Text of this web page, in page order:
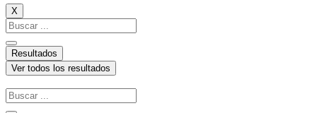
X
Search
...
Resultados
Ver todos los resultados
Search
...